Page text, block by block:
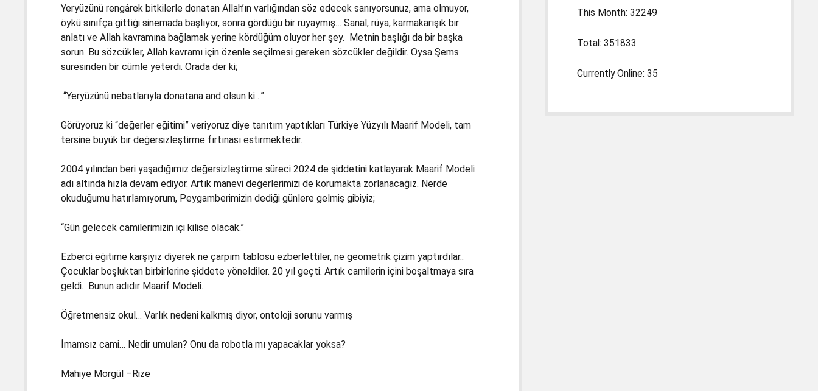
Yeryüzünü rengârek bitkilerle donatan Allah’ın varlığından söz edecek sanıyorsunuz, ama olmuyor,
öykü sınıfça gittiği sinemada başlıyor, sonra gördüğü bir rüyaymış… Sanal, rüya, karmakarışık bir
anlatı ve Allah kavramına bağlamak yerine kördüğüm oluyor her şey. Metnin başlığı da bir başka
sorun. Bu sözcükler, Allah kavramı için özenle seçilmesi gereken sözcükler değildir. Oysa Şems
suresinden bir cümle yeterdi. Orada der ki;
“Yeryüzünü nebatlarıyla donatana and olsun ki…”
Görüyoruz ki “değerler eğitimi” veriyoruz diye tanıtım yaptıkları Türkiye Yüzyılı Maarif Modeli, tam
tersine büyük bir değersizleştirme fırtınası estirmektedir.
2004 yılından beri yaşadığımız değersizleştirme süreci 2024 de şiddetini katlayarak Maarif Modeli
adı altında hızla devam ediyor. Artık manevi değerlerimizi de korumakta zorlanacağız. Nerde
okuduğumu hatırlamıyorum, Peygamberimizin dediği günlere gelmiş gibiyiz;
“Gün gelecek camilerimizin içi kilise olacak.”
Ezberci eğitime karşıyız diyerek ne çarpım tablosu ezberlettiler, ne geometrik çizim yaptırdılar..
Çocuklar boşluktan birbirlerine şiddete yöneldiler. 20 yıl geçti. Artık camilerin içini boşaltmaya sıra
geldi. Bunun adıdır Maarif Modeli.
Öğretmensiz okul… Varlık nedeni kalkmış diyor, ontoloji sorunu varmış
İmamsız cami… Nedir umulan? Onu da robotla mı yapacaklar yoksa?
Mahiye Morgül –Rize
This Month: 32249
Total: 351833
Currently Online: 35